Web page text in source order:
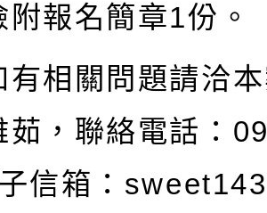
附報名簡章1份。
有相關問題請洽
，聯絡電話：
信箱：